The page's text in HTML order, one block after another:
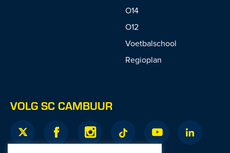
O14
O12
Voetbalschool
Regioplan
VOLG SC CAMBUUR